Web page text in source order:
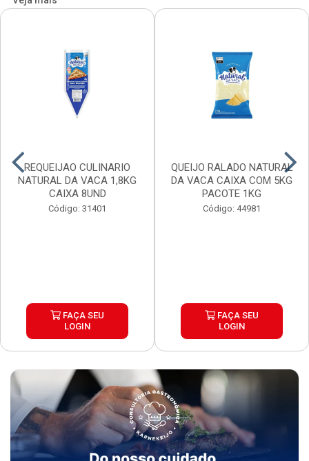
REQUEIJAO CULINARIO
NATURAL DA VACA 1,8KG
CAIXA 8UND
Código: 31401
FAÇA SEU
LOGIN
QUEIJO RALADO NATURAL
DA VACA CAIXA COM 5KG
PACOTE 1KG
Código: 44981
FAÇA SEU
LOGIN